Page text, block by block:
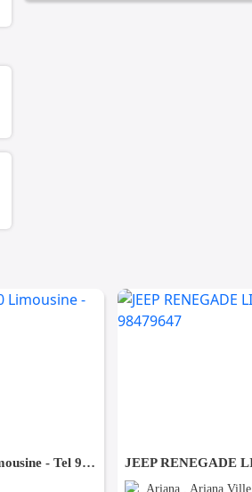
Mercedes Classe S 350 Limousine - Tel 98479647
Ariana , Ariana Ville